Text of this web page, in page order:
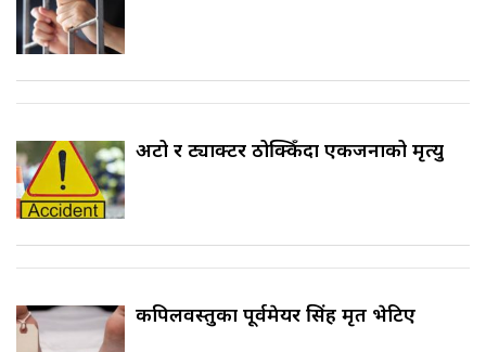
अटो र ट्याक्टर ठोक्किँदा एकजनाको मृत्यु
कपिलवस्तुका पूर्वमेयर सिंह मृत भेटिए